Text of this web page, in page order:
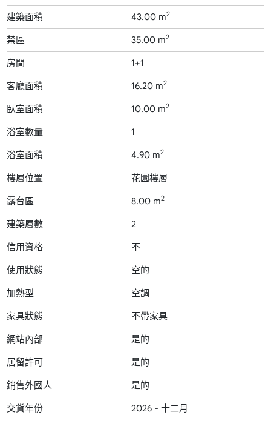
建築面積 43.00 m2
禁區 35.00 m2
房間 1+1
客廳面積 16.20 m2
臥室面積 10.00 m2
浴室數量 1
浴室面積 4.90 m2
樓層位置 花園樓層
露台區 8.00 m2
建築層數 2
信用資格 不
使用狀態 空的
加熱型 空調
家具狀態 不帶家具
網站內部 是的
居留許可 是的
銷售外國人 是的
交貨年份 2026 - 十二月